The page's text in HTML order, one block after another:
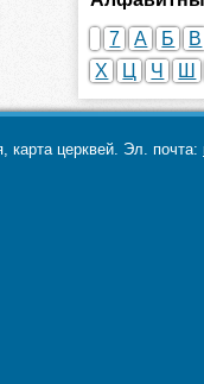
7
А Б В
Х
Ц Ч Ш
церквей. Эл. почта: